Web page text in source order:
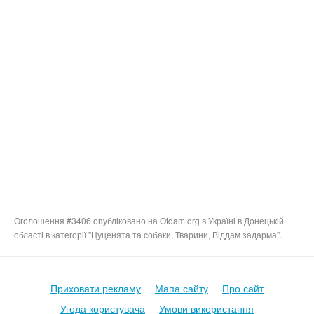
Оголошення #3406 опубліковано на Otdam.org в Україні в Донецькій
області в категорії "Цуценята та собаки, Тварини, Віддам задарма".
Приховати рекламу Мапа сайту
Про сайт
Угода користувача
Умови використання